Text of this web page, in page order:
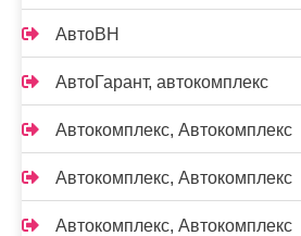
АвтоВН
АвтоГарант, автокомплекс
Автокомплекс, Автокомплекс
Автокомплекс, Автокомплекс
Автокомплекс, Автокомплекс